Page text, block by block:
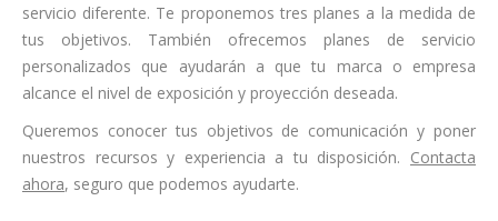
servicio diferente. Te proponemos tres planes a la medida de
tus objetivos. También ofrecemos planes de servicio
personalizados que ayudarán a que tu marca o empresa
alcance el nivel de exposición y proyección deseada.
Queremos conocer tus objetivos de comunicación y poner
nuestros recursos y experiencia a tu disposición. Contacta
ahora, seguro que podemos ayudarte.